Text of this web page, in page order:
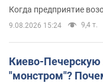
Когда предприятие
9.08.2026 15:24 9,4 т.
Киево-
"монстром"?